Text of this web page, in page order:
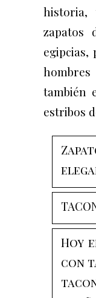
historia,
zapatos
egipcias,
también
estribos
Hoy
con